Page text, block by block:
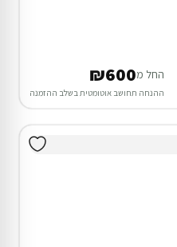
החל מ₪600
ההנחה תחושב אוטומטית בשלב ההזמנה